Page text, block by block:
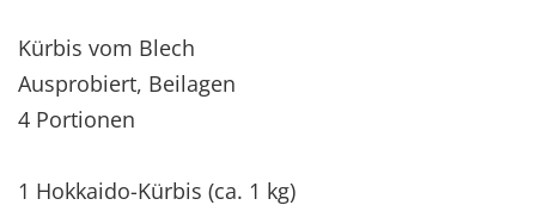
Kürbis vom Blech
Ausprobiert, Beilagen
4 Portionen
1 Hokkaido-Kürbis (ca. 1 kg)